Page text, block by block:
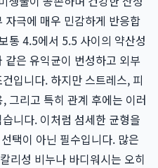
자극에 매우 민감하게 반응합
통 4.5에서 5.5 사이의 약산성
은 유익균이 번성하고 외부
입니다. 하지만 스트레스, 피
그리고 특히 관계 후에는 이러
니다. 이처럼 섬세한 균형을
택이 아닌 필수입니다. 많은
리성 비누나 바디워시는 오히